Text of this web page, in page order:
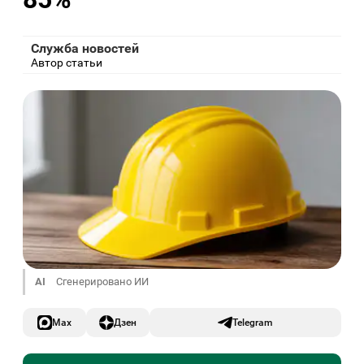
Служба новостей
Автор статьи
AI Сгенерировано ИИ
Max Дзен Telegram